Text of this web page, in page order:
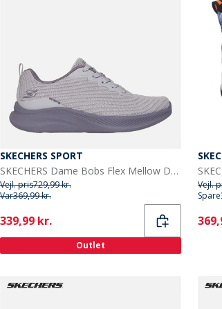
SKECHERS SPORT
SKECHERS Dame Bobs Flex Mellow Dawn Sneakers Lilla
Vejl. pris729,99 kr.
Var369,99 kr.
Current
339,99 kr.
Outlet
Vejl.
Spare